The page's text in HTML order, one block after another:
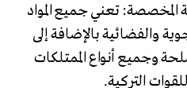
المخصصة: تعني جميع المواد
والفضائية بالإضافة إلى
وجميع أنواع الممتلكات
التركية.